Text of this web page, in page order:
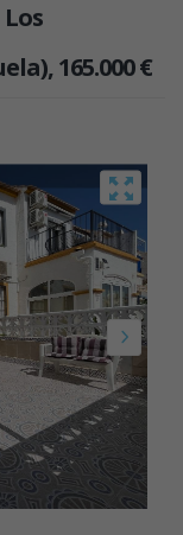
165.000 €